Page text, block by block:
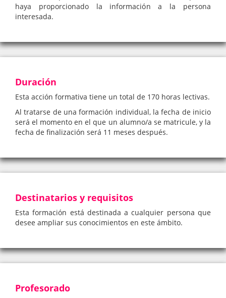
haya proporcionado la información a la persona
interesada.
Duración
Esta acción formativa tiene un total de 170 horas lectivas.
Al tratarse de una formación individual, la fecha de inicio
será el momento en el que un alumno/a se matricule, y la
fecha de finalización será 11 meses después.
Destinatarios y requisitos
Esta formación está destinada a cualquier persona que
desee ampliar sus conocimientos en este ámbito.
Profesorado